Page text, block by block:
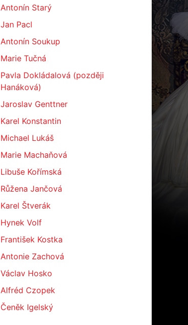
Antonín Starý
Jan Pacl
Antonín Soukup
Marie Tučná
Pavla Dokládalová (později
Hanáková)
Jaroslav Genttner
Karel Konstantin
Michael Lukáš
Marie Machaňová
Libuše Kořímská
Růžena Jančová
Karel Štverák
Hynek Volf
František Kostka
Antonie Zachová
Václav Hosko
Alfréd Czopek
Čeněk Igelský